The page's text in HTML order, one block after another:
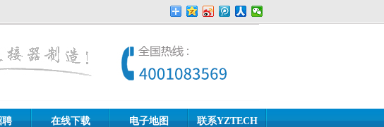
聘 在线下载 电子地图 联系YZTECH